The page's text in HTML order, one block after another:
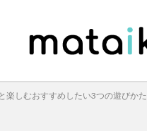
楽しむおすすめしたい3つの遊びかた